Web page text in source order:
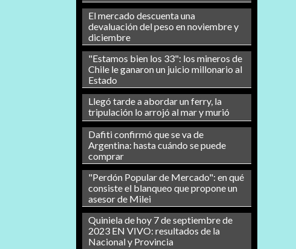
El mercado descuenta una
devaluación del peso en noviembre y
diciembre
"Estamos bien los 33": los mineros de
Chile le ganaron un juicio millonario al
Estado
Llegó tarde a abordar un ferry, la
tripulación lo arrojó al mar y murió
Dafiti confirmó que se va de
Argentina: hasta cuándo se puede
comprar
"Perdón Popular de Mercado": en qué
consiste el blanqueo que propone un
asesor de Milei
Quiniela de hoy 7 de septiembre de
2023 EN VIVO: resultados de la
Nacional y Provincia